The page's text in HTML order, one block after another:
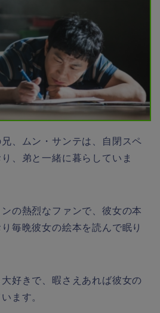
、ムン・サンテは、自閉スペ
、弟と一緒に暮らしていま
の熱烈なファンで、彼女の本
毎晩彼女の絵本を読んで眠り
好きで、暇さえあれば彼女の
ます。